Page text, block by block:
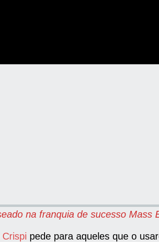
na franquia de sucesso Mass
pede para aqueles que o